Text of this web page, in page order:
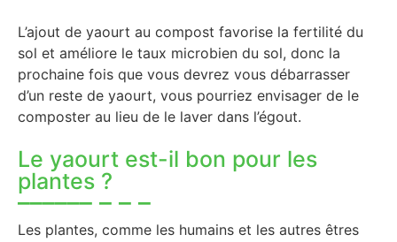
L’ajout de yaourt au compost favorise la fertilité du
sol et améliore le taux microbien du sol, donc la
prochaine fois que vous devrez vous débarrasser
d’un reste de yaourt, vous pourriez envisager de le
composter au lieu de le laver dans l’égout.
Le yaourt est-il bon pour les
plantes ?
Les plantes, comme les humains et les autres êtres